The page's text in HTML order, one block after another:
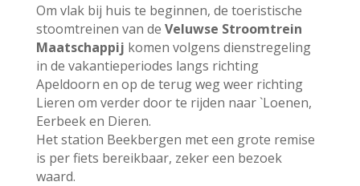
Om vlak bij huis te beginnen, de toeristische
stoomtreinen van de Veluwse Stroomtrein
Maatschappij komen volgens dienstregeling
in de vakantieperiodes langs richting
Apeldoorn en op de terug weg weer richting
Lieren om verder door te rijden naar `Loenen,
Eerbeek en Dieren.
Het station Beekbergen met een grote remise
is per fiets bereikbaar, zeker een bezoek
waard.